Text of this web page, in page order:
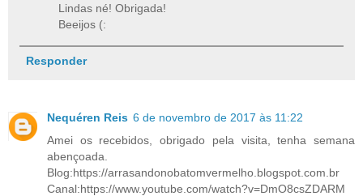
Lindas né! Obrigada!
Beeijos (:
Responder
Nequéren Reis 6 de novembro de 2017 às 11:22
Amei os recebidos, obrigado pela visita, tenha semana
abençoada.
Blog:https://arrasandonobatomvermelho.blogspot.com.br
Canal:https://www.youtube.com/watch?v=DmO8csZDARM